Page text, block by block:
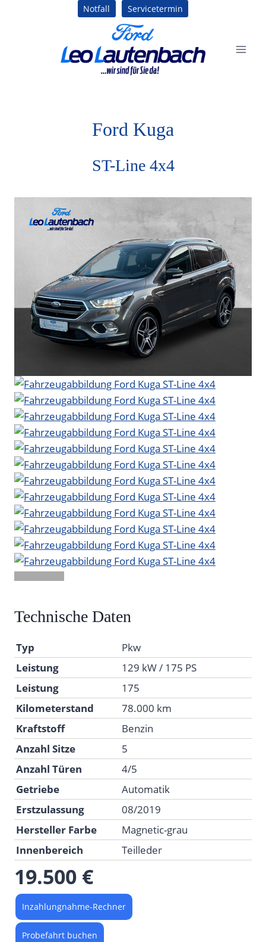
Notfall Servicetermin
Ford Kuga
ST-Line 4x4
Technische Daten
Typ
Pkw
Leistung
129 kW / 175 PS
Leistung
175
Kilometerstand
78.000 km
Kraftstoff
Benzin
Anzahl Sitze
5
Anzahl Türen
4/5
Getriebe
Automatik
Erstzulassung
08/2019
Hersteller Farbe
Magnetic-grau
Innenbereich
Teilleder
19.500 €
Inzahlungnahme-Rechner
Probefahrt buchen